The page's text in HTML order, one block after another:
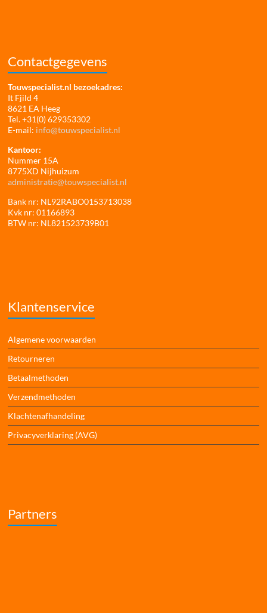
Contactgegevens
Touwspecialist.nl bezoekadres:
It Fjild 4
8621 EA Heeg
Tel. +31(0) 629353302
E-mail: info@touwspecialist.nl
Kantoor:
Nummer 15A
8775XD Nijhuizum
administratie@touwspecialist.nl
Bank nr: NL92RABO0153713038
Kvk nr: 01166893
BTW nr: NL821523739B01
Klantenservice
Algemene voorwaarden
Retourneren
Betaalmethoden
Verzendmethoden
Klachtenafhandeling
Privacyverklaring (AVG)
Partners